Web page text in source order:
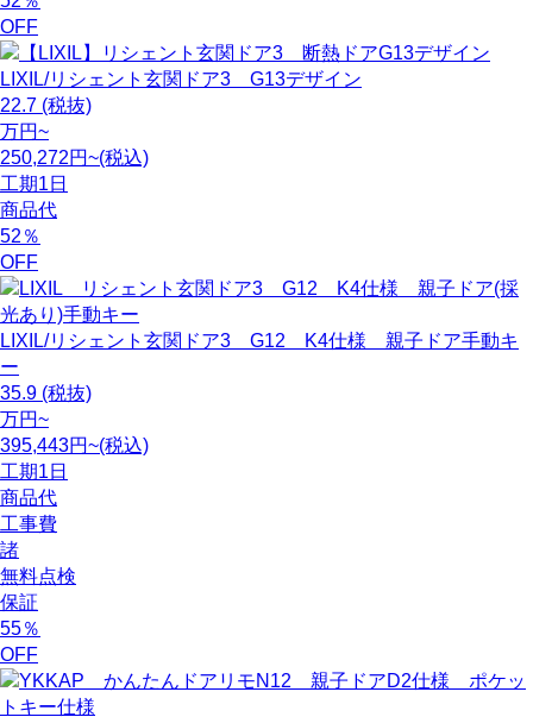
OFF
LIXIL/リシェント玄関ドア3 G13デザイン
22.7 (税抜)
万円~
250,272円~(税込)
工期1日
商品代
52 ％
OFF
LIXIL/リシェント玄関ドア3 G12 K4仕様 親子ドア手動キ
ー
35.9 (税抜)
万円~
395,443円~(税込)
工期1日
商品代
工事費
諸
無料点検
保証
55％
OFF